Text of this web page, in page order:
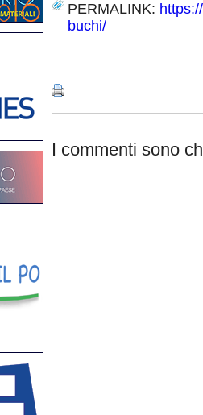
PERMALINK:
buchi/
I commenti sono